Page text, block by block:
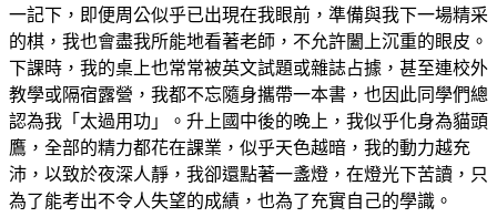
一記下，即便周公似乎已出現在我眼前，準備與我下一場精采
的棋，我也會盡我所能地看著老師，不允許闔上沉重的眼皮。
下課時，我的桌上也常常被英文試題或雜誌占據，甚至連校外
教學或隔宿露營，我都不忘隨身攜帶一本書，也因此同學們總
認為我「太過用功」。升上國中後的晚上，我似乎化身為貓頭
鷹，全部的精力都花在課業，似乎天色越暗，我的動力越充
沛，以致於夜深人靜，我卻還點著一盞燈，在燈光下苦讀，只
為了能考出不令人失望的成績，也為了充實自己的學識。